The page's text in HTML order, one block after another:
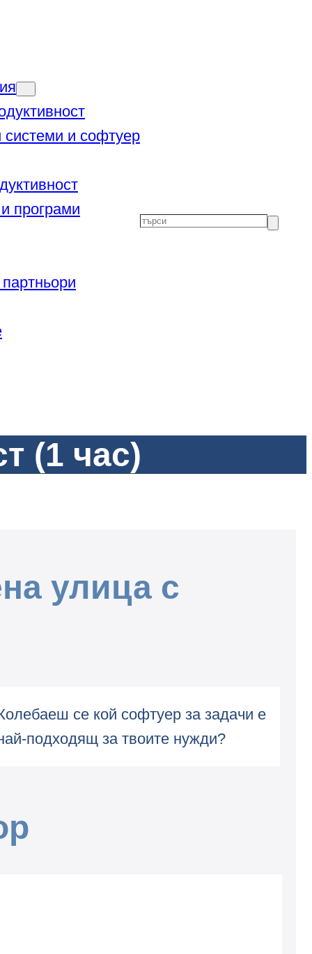
системи и софтуер
програми
Търсене
(1 час)
улица с
се кой софтуер за задачи е
подходящ за твоите нужди?